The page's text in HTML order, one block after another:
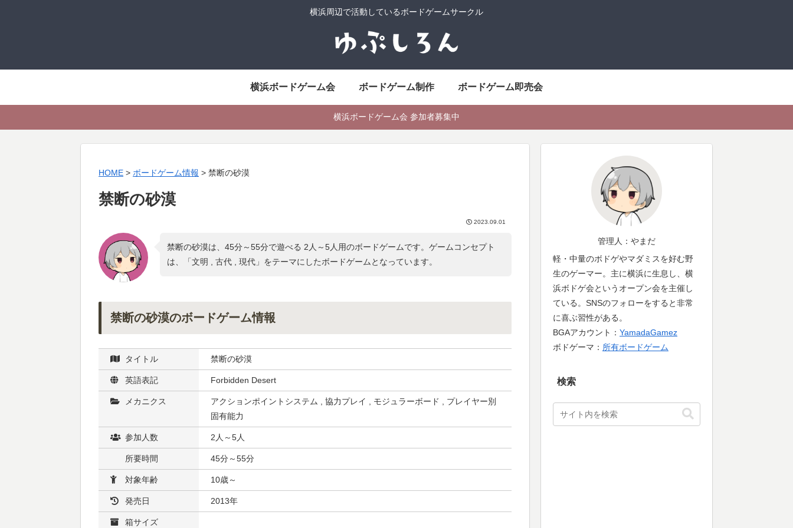
横浜周辺で活動しているボードゲームサークル
横浜ボードゲーム会 ボードゲーム制作 ボードゲーム即売会
横浜ボードゲーム会 参加者募集中
HOME > ボードゲーム情報 > 禁断の砂漠
禁断の砂漠
2023.09.01
禁断の砂漠は、45分～55分で遊べる 2人～5人用のボードゲームです。ゲームコンセプト
は、「文明 , 古代 , 現代 」をテーマにしたボードゲームとなっています。
禁断の砂漠のボードゲーム情報
タイトル 禁断の砂漠
英語表記 Forbidden Desert
メカニクス
アクションポイントシステム , 協力プレイ , モジュラーボード , プレイヤー別
固有能力
参加人数 2人～5人
所要時間 45分～55分
対象年齢 10歳～
発売日 2013年
箱サイズ
管理人：やまだ
軽・中量のボドゲやマダミスを好む野
生のゲーマー。主に横浜に生息し、横
浜ボドゲ会というオープン会を主催し
ている。SNSのフォローをすると非常
に喜ぶ習性がある。
BGAアカウント： YamadaGamez
ボドゲーマ： 所有ボードゲーム
検索